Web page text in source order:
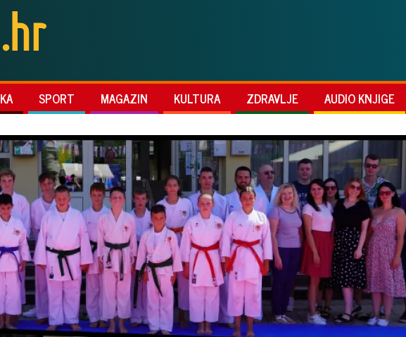
SPORT MAGAZIN KULTURA ZDRAVLJE AUDIO KNJIGE